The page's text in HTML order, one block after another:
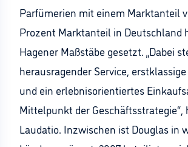
Parfümerien mit einem Marktanteil
Prozent Marktanteil in Deutschland
Hagener Maßstäbe gesetzt. „Dabei
herausragender Service,
und ein erlebnisorientiertes
Mittelpunkt der Geschäftsstrategie“,
Laudatio. Inzwischen ist Douglas in